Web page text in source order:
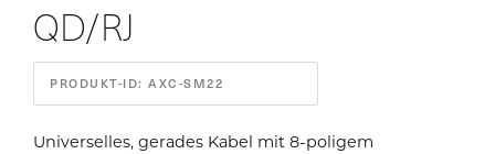
QD/RJ
PRODUKT-ID: AXC-SM22
Universelles, gerades Kabel mit 8-poligem